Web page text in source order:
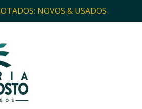
NOVOS & USADOS